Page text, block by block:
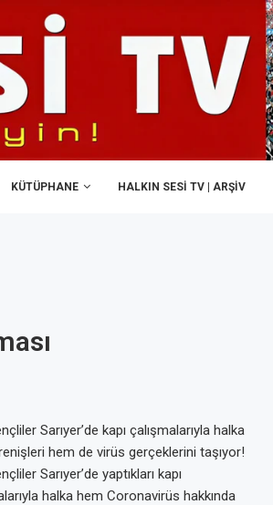
KÜTÜPHANE HALKIN SESI TV | ARŞİV
Sarıyer’de kapı çalışmalarıyla halka
hem de virüs gerçeklerini taşıyor!
Sarıyer’de yaptıkları kapı
halka hem Coronavirüs hakkında